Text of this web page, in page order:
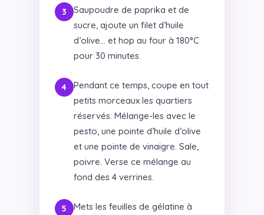
Saupoudre de paprika et de
sucre, ajoute un filet d’huile
d’olive… et hop au four à 180°C
pour 30 minutes.
Pendant ce temps, coupe en tout
petits morceaux les quartiers
réservés. Mélange-les avec le
pesto, une pointe d’huile d’olive
et une pointe de vinaigre. Sale,
poivre. Verse ce mélange au
fond des 4 verrines.
Mets les feuilles de gélatine à